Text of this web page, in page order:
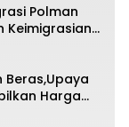
Polman
Keimigrasian
Daerah
Beras,Upaya
Harga